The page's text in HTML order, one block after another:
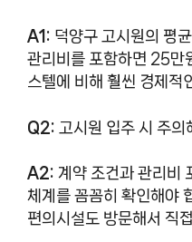
A1: 덕양구 고시원의 평
관리비를 포함하면 25만
스텔에 비해 훨씬 경제적
Q2: 고시원 입주 시 주
A2: 계약 조건과 관리비
체계를 꼼꼼히 확인해야
편의시설도 방문해서 직